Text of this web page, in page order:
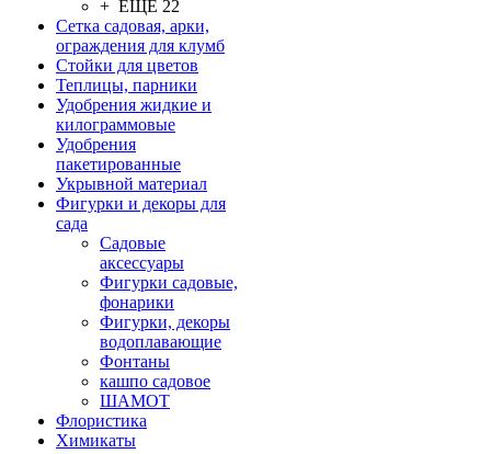
+ ЕЩЕ 22
Сетка садовая, арки,
ограждения для клумб
Стойки для цветов
Теплицы, парники
Удобрения жидкие и
килограммовые
Удобрения
пакетированные
Укрывной материал
Фигурки и декоры для
сада
Садовые
аксессуары
Фигурки садовые,
фонарики
Фигурки, декоры
водоплавающие
Фонтаны
кашпо садовое
ШАМОТ
Флористика
Химикаты